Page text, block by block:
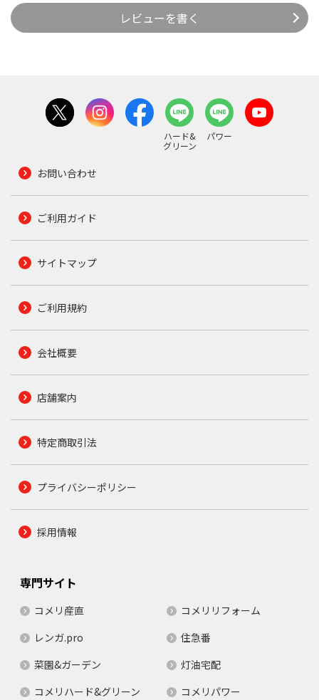
レビューを書く
ハード&
グリーン
パワー
お問い合わせ
ご利用ガイド
サイトマップ
ご利用規約
会社概要
店舗案内
特定商取引法
プライバシーポリシー
採用情報
専門サイト
コメリ産直
コメリリフォーム
レンガ.pro
住急番
菜園&ガーデン
灯油宅配
コメリハード&グリーン
コメリパワー